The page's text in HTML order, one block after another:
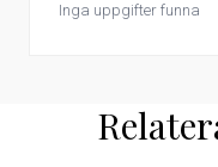
Inga uppgifter funna